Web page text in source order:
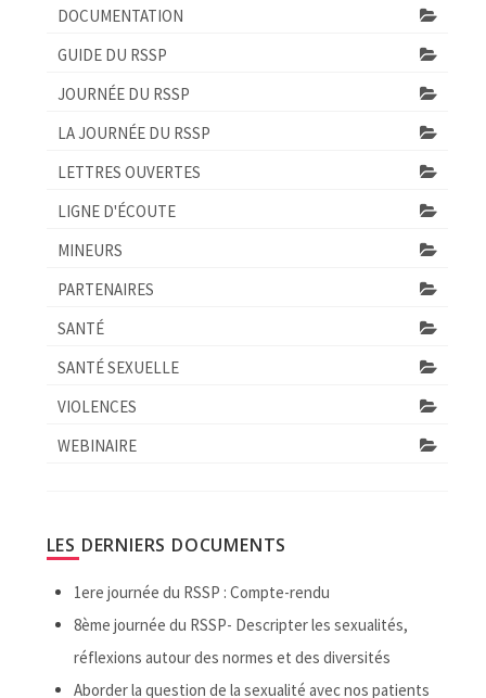
DOCUMENTATION
GUIDE DU RSSP
JOURNÉE DU RSSP
LA JOURNÉE DU RSSP
LETTRES OUVERTES
LIGNE D'ÉCOUTE
MINEURS
PARTENAIRES
SANTÉ
SANTÉ SEXUELLE
VIOLENCES
WEBINAIRE
LES DERNIERS DOCUMENTS
1ere journée du RSSP : Compte-rendu
8ème journée du RSSP- Descripter les sexualités,
réflexions autour des normes et des diversités
Aborder la question de la sexualité avec nos patients